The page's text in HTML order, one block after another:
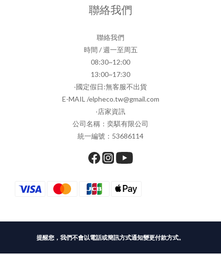
聯絡我們
聯絡我們
時間 / 週一至周五
08:30~12:00
13:00~17:30
‧國定假日:無客服不出貨
E-MAIL /elpheco.tw@gmail.com
‧店家資訊
公司名稱：奕騏有限公司
統一編號：53686114
提醒您，我們不會以電話或簡訊方式通知變更付款方式。